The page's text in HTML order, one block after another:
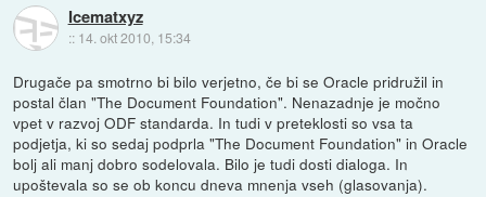
Icematxyz
:: 14. okt 2010, 15:34
Drugače pa smotrno bi bilo verjetno, če bi se Oracle pridružil in
postal član "The Document Foundation". Nenazadnje je močno
vpet v razvoj ODF standarda. In tudi v preteklosti so vsa ta
podjetja, ki so sedaj podprla "The Document Foundation" in Oracle
bolj ali manj dobro sodelovala. Bilo je tudi dosti dialoga. In
upoštevala so se ob koncu dneva mnenja vseh (glasovanja).